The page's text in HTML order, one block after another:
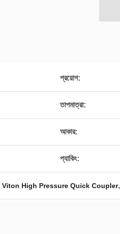
প্রয়োগ:
তাপমাত্রা:
আকার:
প্যাকিং:
Viton High Pressure Quick Coupler,